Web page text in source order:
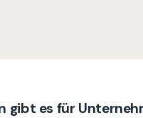
gibt es für